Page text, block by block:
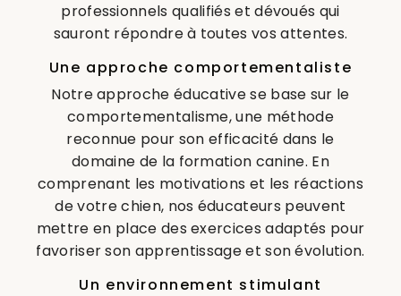
professionnels qualifiés et dévoués qui
sauront répondre à toutes vos attentes.
Une approche comportementaliste
Notre approche éducative se base sur le
comportementalisme, une méthode
reconnue pour son efficacité dans le
domaine de la formation canine. En
comprenant les motivations et les réactions
de votre chien, nos éducateurs peuvent
mettre en place des exercices adaptés pour
favoriser son apprentissage et son évolution.
Un environnement stimulant